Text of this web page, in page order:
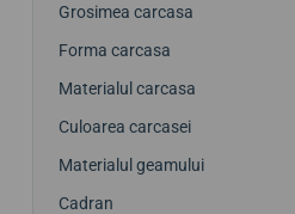
Grosimea carcasa
Forma carcasa
Materialul carcasa
Culoarea carcasei
Materialul geamului
Cadran